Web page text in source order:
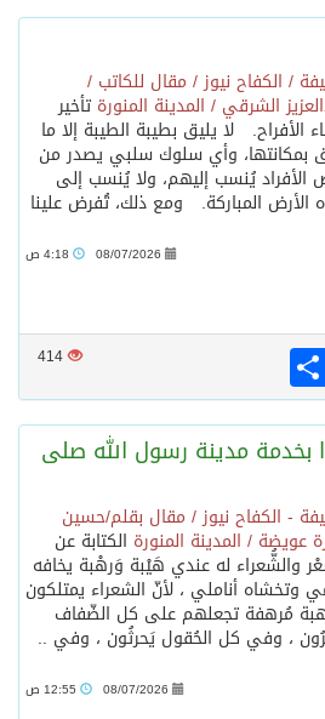
السعودى الباكستاني التركى
/ الكفاح نيوز / مقال للكاتب /
الشرقي / المدينة المنورة تأخير
الأفراح. لا يليق بطيبة الطيبة إلا ما
بمكانتها، وأي سلوك سلبي يصدر من
الأفراد يُنسب إليهم، ولا يُنسب إلى
الأرض المباركة. ومع ذلك، تُفرض علينا
08/07/2026
414
بخدمة مدينة رسول الله صلى
- الكفاح نيوز / مقال بقلم/حسين
عويضة / المدينة المنورة الكتابة عن
والشُّعراء له عندي هَيْبة وَرهْبة يخافه
وتخشاه أناملي ، لأنّ الشعراء يمتلكون
مُرهفة تجعلهم على كل الضّفاف
، وفي كل الحُقول يَحرثُون ، وفي ..
08/07/2026